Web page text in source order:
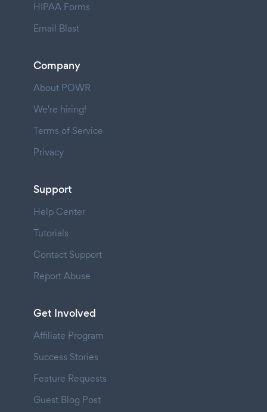
HIPAA Forms
Email Blast
Company
About POWR
We're hiring!
Terms of Service
Privacy
Support
Help Center
Tutorials
Contact Support
Report Abuse
Get Involved
Affiliate Program
Success Stories
Feature Requests
Guest Blog Post